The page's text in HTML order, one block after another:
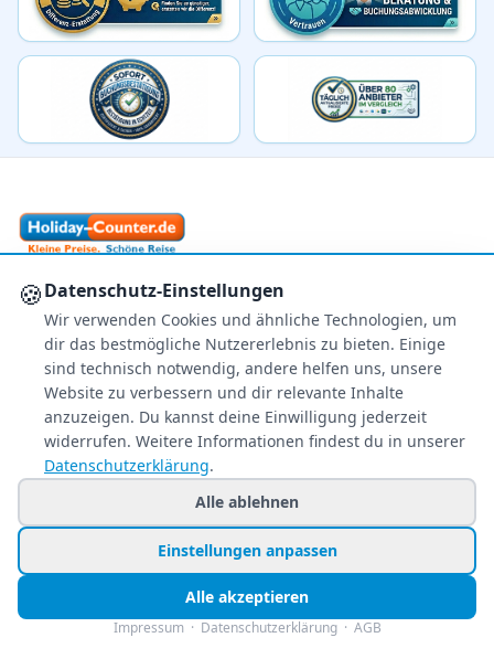
Ihr zuverlässiger Reisepreisvergleich – über 80
Veranstalter im Vergleich.
+49 991 2967 68857
Mo–Fr 8–22 Uhr · Sa 9–22
So & Feiertags 11–22 Uhr
NEWSLETTER
Exklusive Reiseschnäppchen direkt in Ihr
Postfach – kostenlos & jederzeit
abbestellbar.
Nur Angebote, die zu Ihren Wünschen passen.
🍪Datenschutz-Einstellungen
Wir verwenden Cookies und ähnliche Technologien, um
dir das bestmögliche Nutzererlebnis zu bieten. Einige
sind technisch notwendig, andere helfen uns, unsere
Website zu verbessern und dir relevante Inhalte
anzuzeigen. Du kannst deine Einwilligung jederzeit
widerrufen. Weitere Informationen findest du in unserer
Datenschutzerklärung.
Alle ablehnen
Einstellungen anpassen
Alle akzeptieren
Impressum· Datenschutzerklärung· AGB